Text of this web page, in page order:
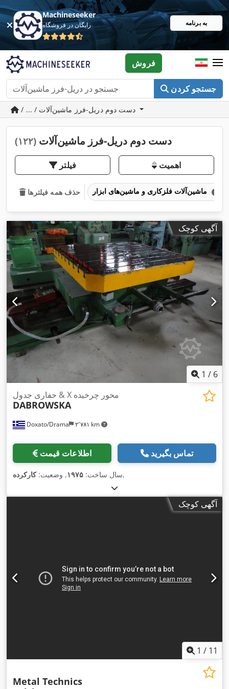
Machineseeker
رایگان در فروشگاه به برنامه
جستجو کردن
فروش
/ ... / دست دوم دریل-فرز ماشین‌آلات
دست دوم دریل-فرز ماشین‌آلات (۱۲۲)
فیلتر اهمیت
حذف همه فیلترها
آگهی کوچک
1 / 6
Doxato/Drama ۲٬۷۸۱ km
حفاری جدول & X محور چرخیده
DABROWSKA
اطلاعات قیمت تماس بگیرید
سال ساخت: ۱۹۷۵, وضعیت:کارکرده ,
آگهی کوچک
1 / 11
Metal Technics